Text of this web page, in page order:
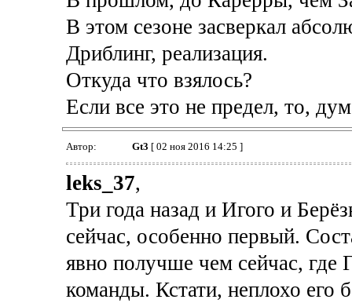
В этом сезоне засверкал
Дриблинг, реализация.
Откуда что взялось?
Если все это не предел, то,
Автор: Gt3 [ 02 ноя 2016 14:25 ]
leks_37,
Три года назад и Игого и
сейчас, особенно первый.
явно получше чем сейчас, где
команды. Кстати, неплохо его